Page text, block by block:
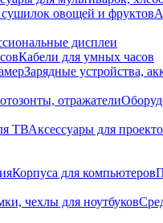
сушилок овощей и фруктов
дисплеи
Кабели для умных часов
Зарядные устройства,
отражатели
ТВАксессуары для
Корпуса для компьютеров
чехлы для ноутбуков